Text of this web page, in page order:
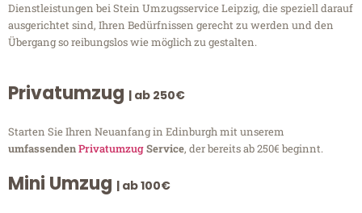
Dienstleistungen bei Stein Umzugsservice Leipzig, die speziell darauf
ausgerichtet sind, Ihren Bedürfnissen gerecht zu werden und den
Übergang so reibungslos wie möglich zu gestalten.
Privatumzug | ab 250€
Starten Sie Ihren Neuanfang in Edinburgh mit unserem
umfassendenPrivatumzugService, der bereits ab 250€ beginnt.
Mini Umzug | ab 100€